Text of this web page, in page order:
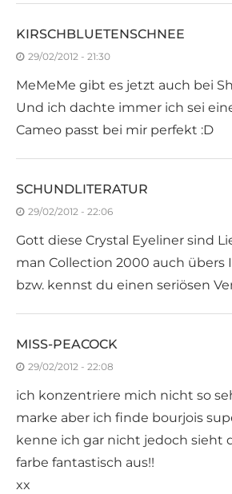
KIRSCHBLUETENSCHNEE
29/02/2012 - 21:30
MeMeMe gibt es jetzt auch bei
Und ich dachte immer ich sei
Cameo passt bei mir perfekt :D
SCHUNDLITERATUR
29/02/2012 - 22:06
Gott diese Crystal Eyeliner sind
man Collection 2000 auch übers
bzw. kennst du einen seriösen
MISS-PEACOCK
29/02/2012 - 22:08
ich konzentriere mich nicht so
marke aber ich finde bourjois
kenne ich gar nicht jedoch sieht
farbe fantastisch aus!!
xx